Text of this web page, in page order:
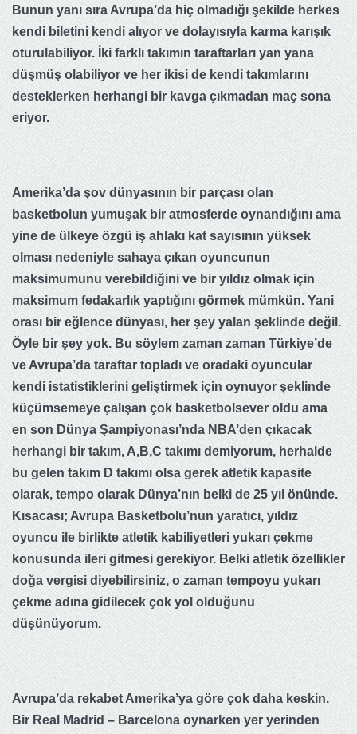
Bunun yanı sıra Avrupa’da hiç olmadığı şekilde herkes
kendi biletini kendi alıyor ve dolayısıyla karma karışık
oturulabiliyor. İki farklı takımın taraftarları yan yana
düşmüş olabiliyor ve her ikisi de kendi takımlarını
desteklerken herhangi bir kavga çıkmadan maç sona
eriyor.
Amerika’da şov dünyasının bir parçası olan
basketbolun yumuşak bir atmosferde oynandığını ama
yine de ülkeye özgü iş ahlakı kat sayısının yüksek
olması nedeniyle sahaya çıkan oyuncunun
maksimumunu verebildiğini ve bir yıldız olmak için
maksimum fedakarlık yaptığını görmek mümkün. Yani
orası bir eğlence dünyası, her şey yalan şeklinde değil.
Öyle bir şey yok. Bu söylem zaman zaman Türkiye’de
ve Avrupa’da taraftar topladı ve oradaki oyuncular
kendi istatistiklerini geliştirmek için oynuyor şeklinde
küçümsemeye çalışan çok basketbolsever oldu ama
en son Dünya Şampiyonası’nda NBA’den çıkacak
herhangi bir takım, A,B,C takımı demiyorum, herhalde
bu gelen takım D takımı olsa gerek atletik kapasite
olarak, tempo olarak Dünya’nın belki de 25 yıl önünde.
Kısacası; Avrupa Basketbolu’nun yaratıcı, yıldız
oyuncu ile birlikte atletik kabiliyetleri yukarı çekme
konusunda ileri gitmesi gerekiyor. Belki atletik özellikler
doğa vergisi diyebilirsiniz, o zaman tempoyu yukarı
çekme adına gidilecek çok yol olduğunu
düşünüyorum.
Avrupa’da rekabet Amerika’ya göre çok daha keskin.
Bir Real Madrid – Barcelona oynarken yer yerinden